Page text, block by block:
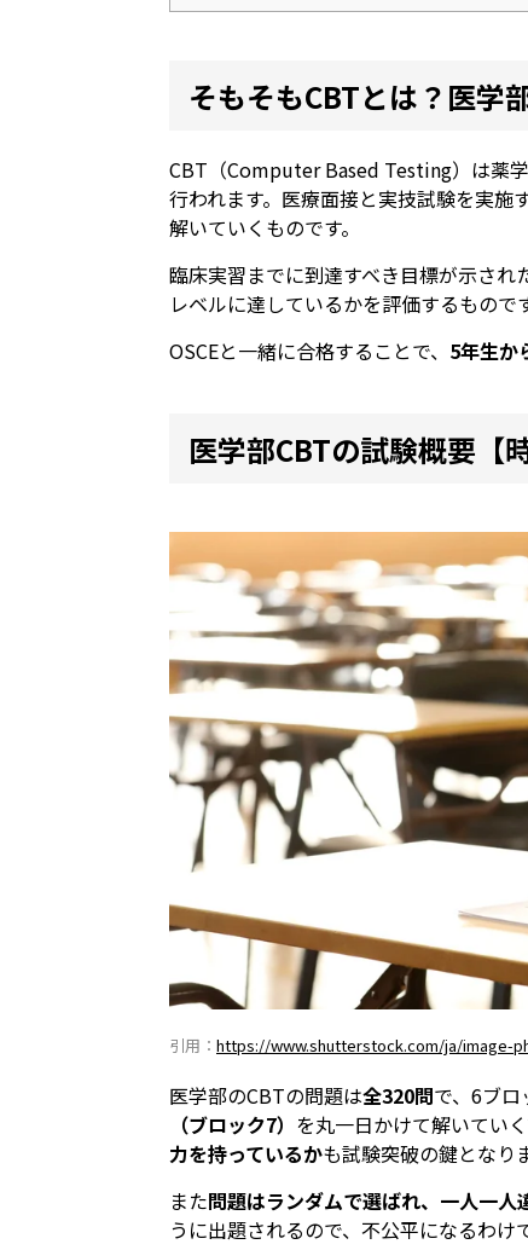
そもそもCBTとは？ 医学
CBT（Computer Based Testing）は薬
行われます。医療面接と実技試験を実施
解いていくものです。
臨床実習までに到達すべき目標が示さ
レベルに達しているかを評価するものです
OSCEと一緒に合格することで、 5年生か
医学部CBTの試験概要
引用： https://www.shutterstock.com/ja/image-
医学部のCBTの問題は全320問で、6ブロ
（ブロック7） を丸一日かけて解いてい
力を持っているかも試験突破の鍵となり
また問題はランダムで選ばれ、一人一人
うに出題されるので、不公平になるわけ